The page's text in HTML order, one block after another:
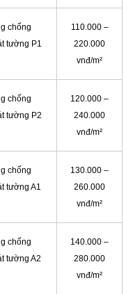
chống
tường P1
110.000 –
220.000
vnđ/m²
chống
tường P2
120.000 –
240.000
vnđ/m²
chống
tường A1
130.000 –
260.000
vnđ/m²
chống
tường A2
140.000 –
280.000
vnđ/m²